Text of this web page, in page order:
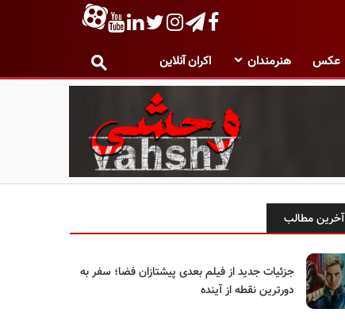
عکس هنرمندان اکران آنلاین
آخرین مطالب
جزئیات جدید از فیلم بعدی پیشتازان فضا؛ سفر به
دورترین نقطه از آینده